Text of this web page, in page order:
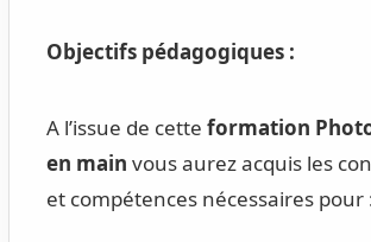
Objectifs pédagogiques :
A l’issue de cette formation
en main vous aurez acquis les
et compétences nécessaires pour